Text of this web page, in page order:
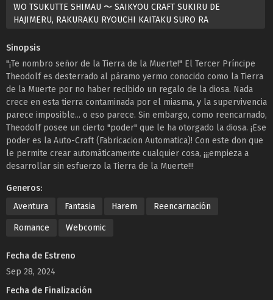
WO TSUKUTTE SHIMAU 〜 SAIKYOU CRAFT SUKIRU DE
HAJIMERU, RAKURAKU RYOUCHI KAITAKU SURO RA
Sinopsis
"¡Te nombro señor de la Tierra de la Muerte!" El Tercer Príncipe
Theodolf es desterrado al páramo yermo conocido como la Tierra
de la Muerte por no haber recibido un regalo de la diosa. Nada
crece en esta tierra contaminada por el miasma, y la supervivencia
parece imposible... o eso parece. Sin embargo, como reencarnado,
Theodolf posee un cierto "poder" que le ha otorgado la diosa. ¡Ese
poder es la Auto-Craft (Fabricacion Automatica)! Con este don que
le permite crear automáticamente cualquier cosa, ¡¡¡empieza a
desarrollar sin esfuerzo la Tierra de la Muerte!!!
Generos:
Aventura
Fantasia Harem Reencarnación
Romance Webcomic
Fecha de Estreno
Sep 28, 2024
Fecha de Finalización